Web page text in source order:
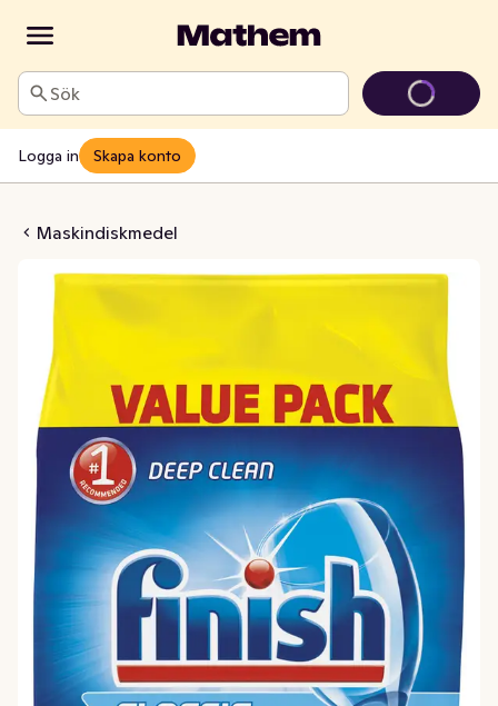
Sök
Logga in Skapa konto
Maskindiskmedel
Classic